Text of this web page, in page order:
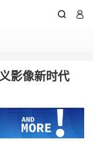
 
影像新时代